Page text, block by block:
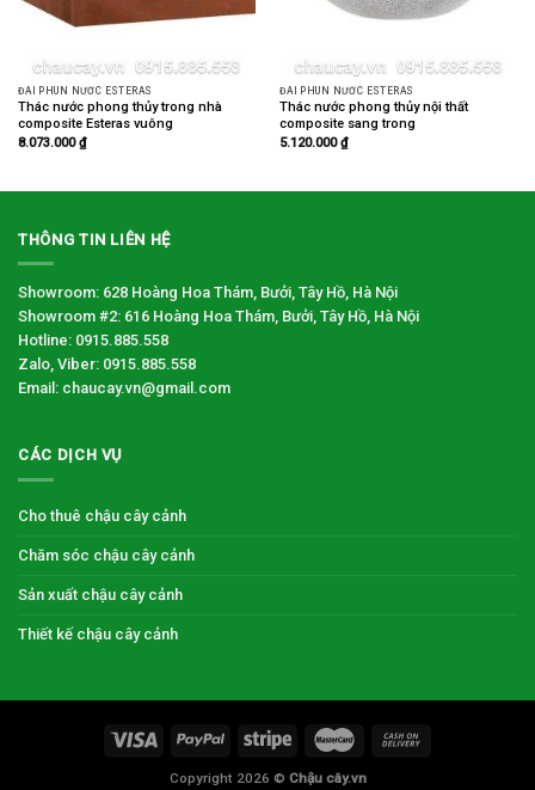
ĐÀI PHUN NƯỚC ESTERAS
Thác nước phong thủy trong nhà
composite Esteras vuông
8.073.000₫
ĐÀI PHUN NƯỚC ESTERAS
Thác nước phong thủy nội thất
composite sang trong
5.120.000₫
THÔNG TIN LIÊN HỆ
Showroom: 628 Hoàng Hoa Thám, Bưởi, Tây Hồ, Hà Nội
Showroom #2: 616 Hoàng Hoa Thám, Bưởi, Tây Hồ, Hà Nội
Hotline: 0915.885.558
Zalo, Viber: 0915.885.558
Email: chaucay.vn@gmail.com
CÁC DỊCH VỤ
Cho thuê chậu cây cảnh
Chăm sóc chậu cây cảnh
Sản xuất chậu cây cảnh
Thiết kế chậu cây cảnh
Copyright 2026 © Chậu cây.vn